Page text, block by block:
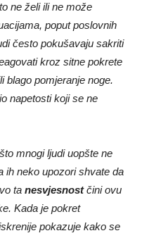
ne želi ili ne može
poput poslovnih
često pokušavaju sakriti
kroz sitne pokrete
blago pomjeranje noge.
napetosti koji se ne
mnogi ljudi uopšte ne
ih neko upozori shvate da
ta nesvjesnostčini ovu
Kada je pokret
pokazuje kako se